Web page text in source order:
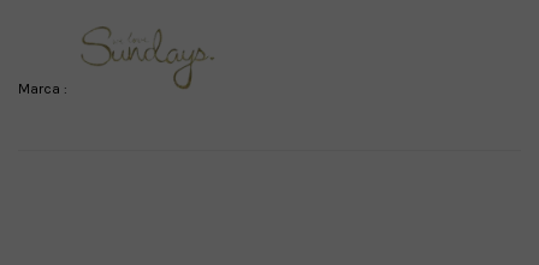
Marca :